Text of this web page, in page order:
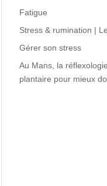
Fatigue
Stress & rumination |
Gérer son stress
Au Mans, la réflexologie
plantaire pour mieux